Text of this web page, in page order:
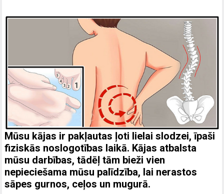
Mūsu kājas ir pakļautas ļoti lielai slodzei, īpaši
fiziskās noslogotības laikā. Kājas atbalsta
mūsu darbības, tādēļ tām bieži vien
nepieciešama mūsu palīdzība, lai nerastos
sāpes gurnos, ceļos un mugurā.